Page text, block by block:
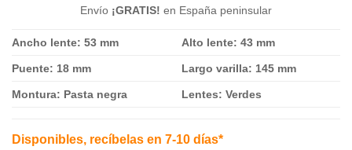
Envío ¡GRATIS! en España peninsular
Ancho lente: 53 mm Alto lente: 43 mm
Puente: 18 mm Largo varilla: 145 mm
Montura: Pasta negra Lentes: Verdes
Disponibles, recíbelas en 7-10 días*